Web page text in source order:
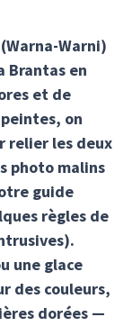
Warni)
Brantas en
et de
on
relier les deux
photo malins
guide
règles de
une glace
des couleurs,
dorées —